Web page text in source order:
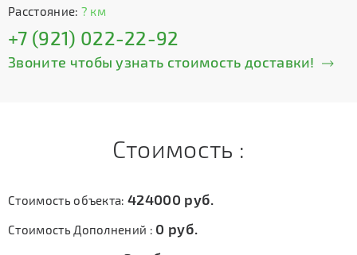
Расстояние: ? км
+7 (921) 022-22-92
Звоните чтобы узнать стоимость доставки!
Стоимость :
Стоимость объекта:424000 руб.
Стоимость Дополнений : 0 руб.